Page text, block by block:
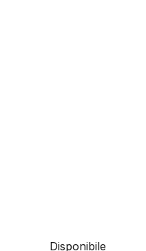
Disponibile